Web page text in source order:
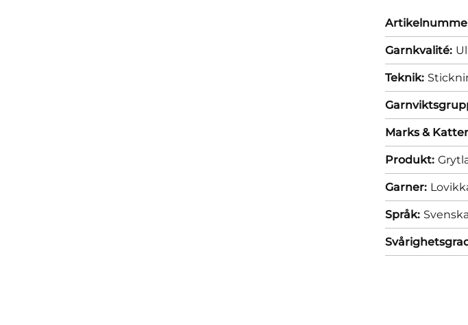
Garnkvalité:
Teknik:
Marks &
Produkt:
Garner:
Språk: Svenska